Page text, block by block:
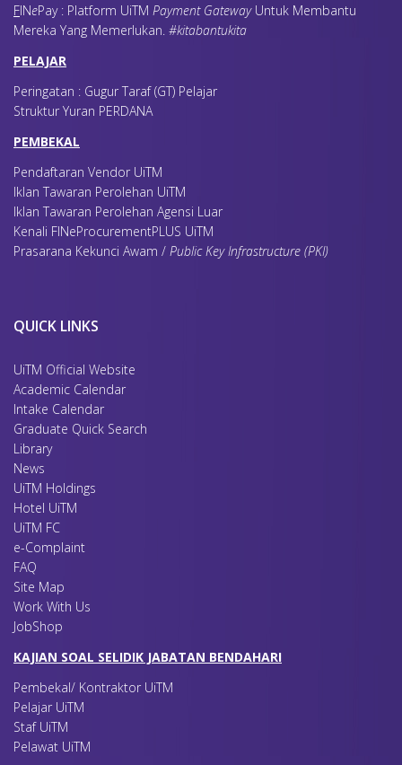
FINePay : Platform UiTM Payment GatewayUntuk Membantu
Mereka Yang Memerlukan. #kitabantukita
PELAJAR
Peringatan : Gugur Taraf (GT) Pelajar
Struktur Yuran PERDANA
PEMBEKAL
Pendaftaran Vendor UiTM
Iklan Tawaran Perolehan UiTM
Iklan Tawaran Perolehan Agensi Luar
Kenali FINeProcurementPLUS UiTM
Prasarana Kekunci Awam / Public Key Infrastructure (PKI)
QUICK LINKS
UiTM Official Website
Academic Calendar
Intake Calendar
Graduate Quick Search
Library
News
UiTM Holdings
Hotel UiTM
UiTM FC
e-Complaint
FAQ
Site Map
Work With Us
JobShop
KAJIAN SOAL SELIDIK JABATAN BENDAHARI
Pembekal/ Kontraktor UiTM
Pelajar UiTM
Staf UiTM
Pelawat UiTM